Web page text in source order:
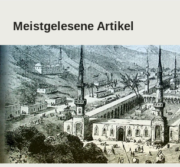
Meistgelesene Artikel